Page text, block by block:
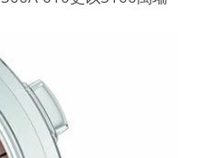
2021